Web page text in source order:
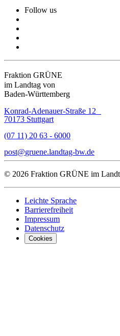
Follow us
Fraktion GRÜNE
im Landtag von
Baden-Württemberg
Konrad-Adenauer-Straße 12
70173 Stuttgart
(07 11) 20 63 - 6000
post
gruene.landtag-bw de
© 2026 Fraktion GRÜNE im
Leichte Sprache
Barrierefreiheit
Impressum
Datenschutz
Cookies